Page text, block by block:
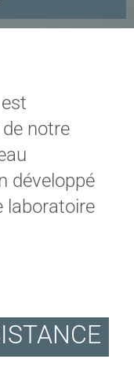
est
de notre
développé
laboratoire